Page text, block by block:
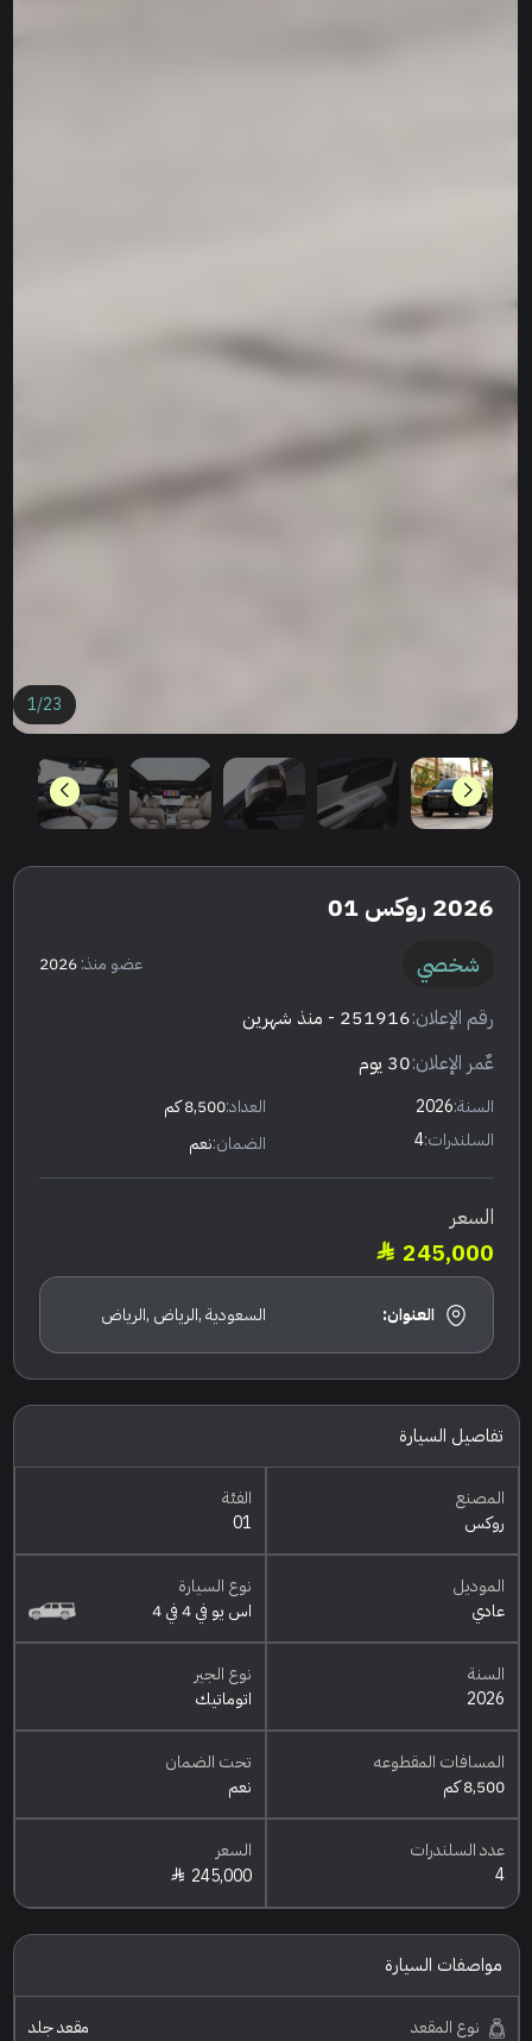
1/23
2026 روكس 01
شخصي عضو منذ:2026
رقم الإعلان:251916 - منذ شهرين
عٌمر الإعلان:30 يوم
السنة:2026 العداد:8,500 كم
السلندرات:4 الضمان:نعم
السعر
245,000
العنوان: السعودية ,الرياض ,الرياض
تفاصيل السيارة
المصنع
روكس
الفئة
01
الموديل
عادي
نوع السيارة
اس يو في 4 في 4
السنة
2026
نوع الجير
اتوماتيك
المسافات المقطوعه
8,500 كم
تحت الضمان
نعم
عدد السلندرات
4
السعر
245,000
مواصفات السيارة
نوع المقعد مقعد جلد